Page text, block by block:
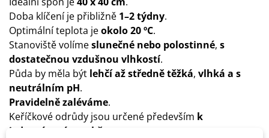
Doba klíčení je přibližně 1–2 týdny.
Optimální teplota jeokolo20 ºC.
Stanoviště volímeslunečné nebo polostinné, s
dostatečnou vzdušnou vlhkostí.
Půda by měla být lehčí až středně těžká, vlhká a s
neutrálním pH.
Pravidelně zaléváme.
Keříčkové odrůdy jsou určené především k
jednorázovému sběru